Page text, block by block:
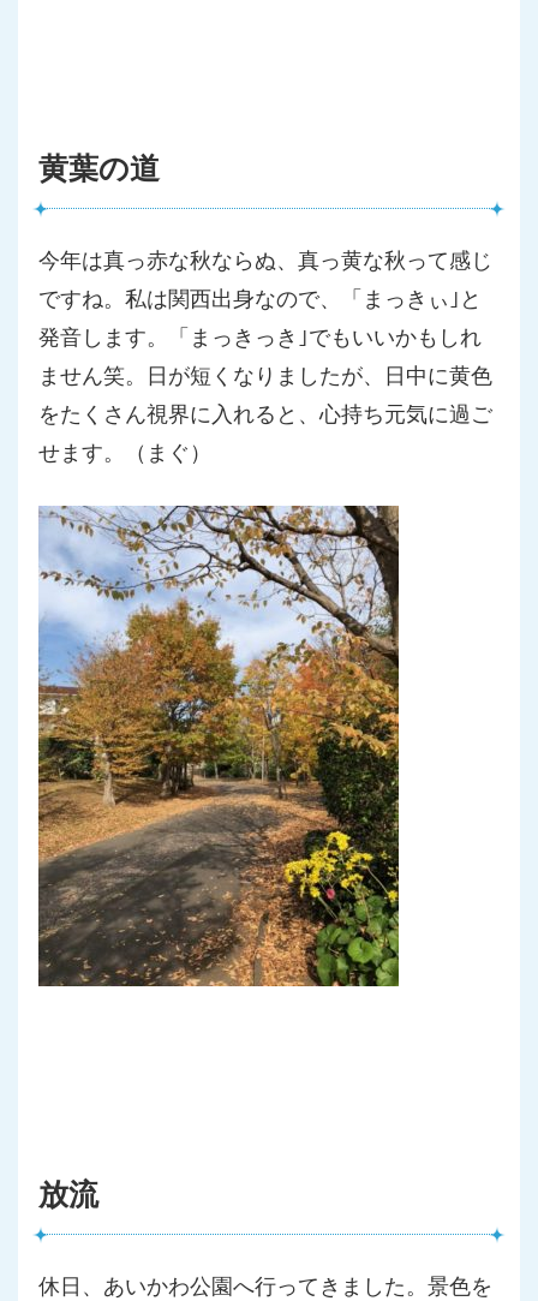
黄葉の道
今年は真っ赤な秋ならぬ、真っ黄な秋って感じ
ですね。私は関西出身なので、「まっきぃ｣と
発音します。「まっきっき｣でもいいかもしれ
ません笑。日が短くなりましたが、日中に黄色
をたくさん視界に入れると、心持ち元気に過ご
せます。（まぐ）
放流
休日、あいかわ公園へ行ってきました。景色を